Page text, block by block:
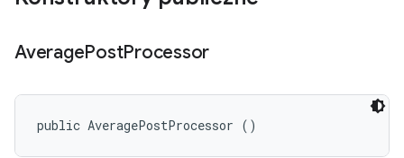
AveragePostProcessor
public AveragePostProcessor ()